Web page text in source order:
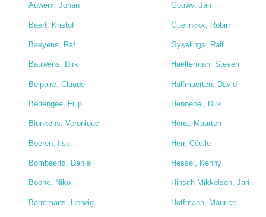
Auwerx, Johan
Baert, Kristof
Baeyens, Raf
Bauwens, Dirk
Belpaire, Claude
Berlengee, Filip
Biunkens, Veronique
Boeren, Ilse
Bombaerts, Daniel
Boone, Niko
Borremans, Herwig
Gouwy, Jan
Guelinckx, Robin
Gyselings, Ralf
Haelterman, Steven
Halfmaerten, David
Hennebel, Dirk
Hens, Maarten
Herr, Cécile
Hessel, Kenny
Hinsch Mikkelsen, Jari
Hoffmann, Maurice